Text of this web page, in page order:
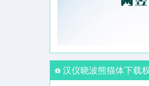
汉仪晓波熊猫体下载